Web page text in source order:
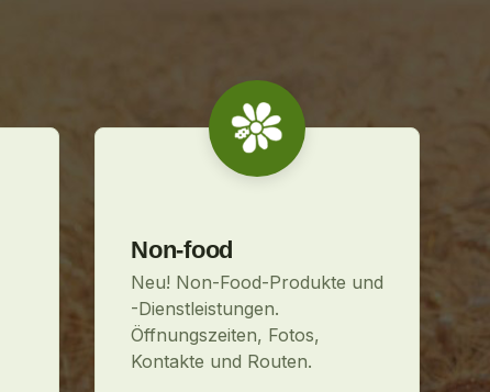
Non-food
Neu! Non-Food-Produkte und
-Dienstleistungen.
Öffnungszeiten, Fotos,
Kontakte und Routen.